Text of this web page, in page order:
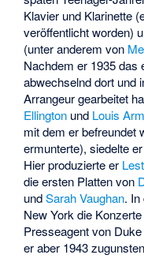
Klavier und Klarinette
veröffentlicht worden)
(unter anderem von
Nachdem er 1935 das
abwechselnd dort und
Arrangeur gearbeitet
Ellington und Louis
mit dem er befreundet
ermunterte), siedelte
Hier produzierte er
die ersten Platten von
undSarah Vaughan. In
New York die
Presseagent von
er aber 1943